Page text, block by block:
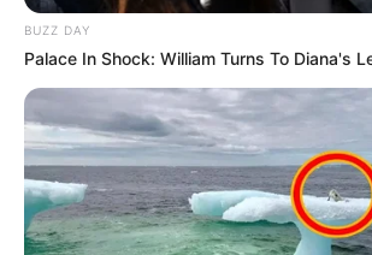
BUZZ DAY
Palace In Shock: William Turns To Diana's